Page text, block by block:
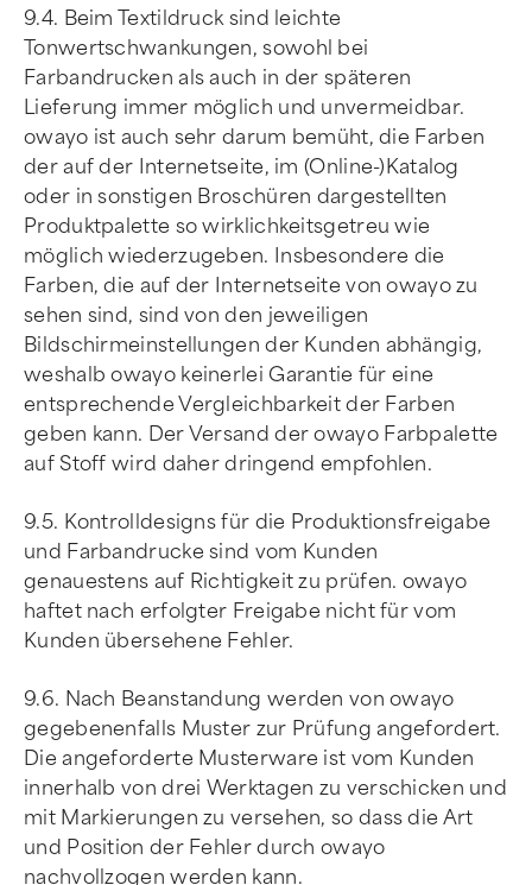
9.4. Beim Textildruck sind leichte
Tonwertschwankungen, sowohl bei
Farbandrucken als auch in der späteren
Lieferung immer möglich und unvermeidbar.
owayo ist auch sehr darum bemüht, die Farben
der auf der Internetseite, im (Online-)Katalog
oder in sonstigen Broschüren dargestellten
Produktpalette so wirklichkeitsgetreu wie
möglich wiederzugeben. Insbesondere die
Farben, die auf der Internetseite von owayo zu
sehen sind, sind von den jeweiligen
Bildschirmeinstellungen der Kunden abhängig,
weshalb owayo keinerlei Garantie für eine
entsprechende Vergleichbarkeit der Farben
geben kann. Der Versand der owayo Farbpalette
auf Stoff wird daher dringend empfohlen.
9.5. Kontrolldesigns für die Produktionsfreigabe
und Farbandrucke sind vom Kunden
genauestens auf Richtigkeit zu prüfen. owayo
haftet nach erfolgter Freigabe nicht für vom
Kunden übersehene Fehler.
9.6. Nach Beanstandung werden von owayo
gegebenenfalls Muster zur Prüfung angefordert.
Die angeforderte Musterware ist vom Kunden
innerhalb von drei Werktagen zu verschicken und
mit Markierungen zu versehen, so dass die Art
und Position der Fehler durch owayo
nachvollzogen werden kann.